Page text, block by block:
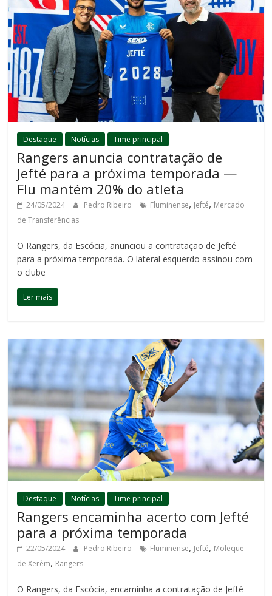
Destaque Notícias Time principal
Rangers anuncia contratação de
Jefté para a próxima temporada —
Flu mantém 20% do atleta
24/05/2024 Pedro Ribeiro Fluminense, Jefté, Mercado
de Transferências
O Rangers, da Escócia, anunciou a contratação de Jefté
para a próxima temporada. O lateral esquerdo assinou com
o clube
Ler mais
Destaque Notícias Time principal
Rangers encaminha acerto com Jefté
para a próxima temporada
22/05/2024 Pedro Ribeiro Fluminense, Jefté, Moleque
de Xerém, Rangers
O Rangers, da Escócia, encaminha a contratação de Jefté